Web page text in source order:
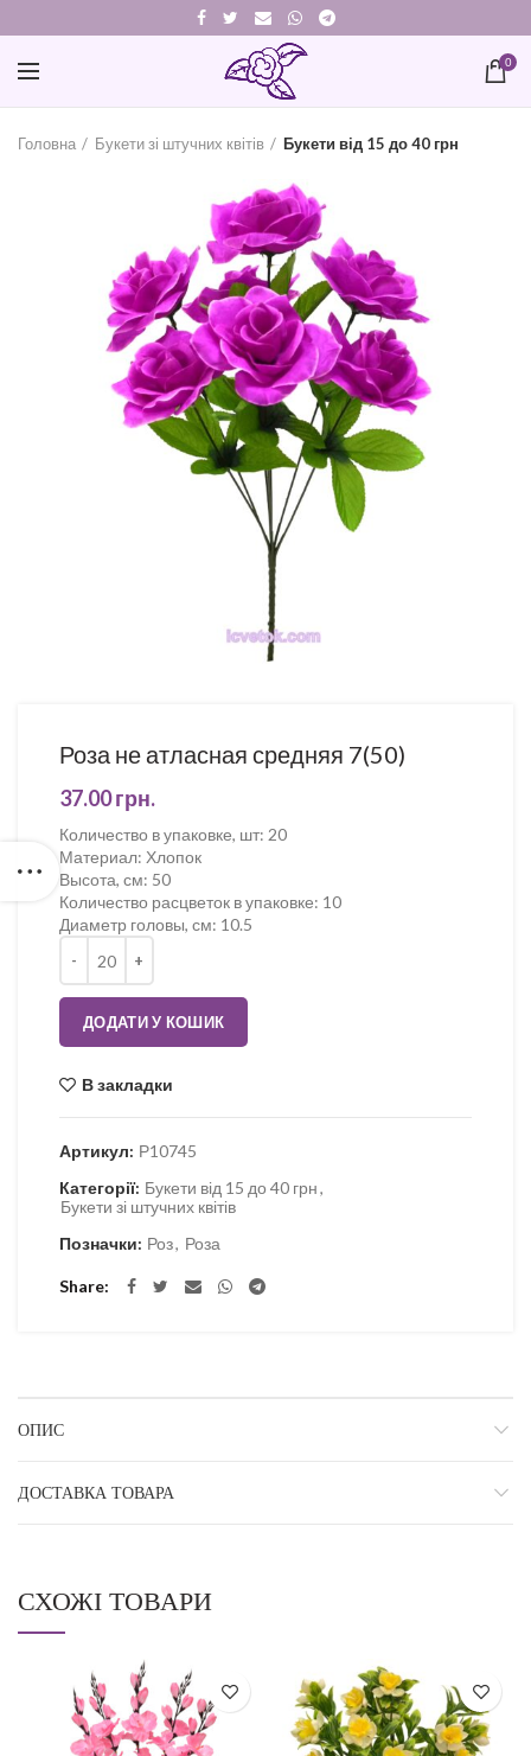
0
Головна Букети зі штучних квітів Букети від 15 до 40 грн
Роза не атласная средняя 7(50)
37.00грн.
Количество в упаковке, шт: 20
Материал: Хлопок
Высота, см: 50
Количество расцветок в упаковке: 10
Диаметр головы, см: 10.5
ДОДАТИ У КОШИК
В закладки
Артикул: Р10745
Категорії: Букети від 15 до 40 грн,
Букети зі штучних квітів
Позначки: Роз, Роза
Share
ОПИС
ДОСТАВКА ТОВАРА
СХОЖІ ТОВАРИ